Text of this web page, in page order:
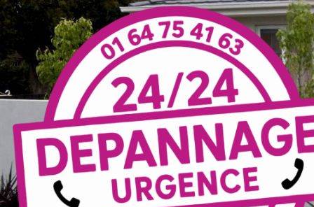
Panneau de gestion des cookies